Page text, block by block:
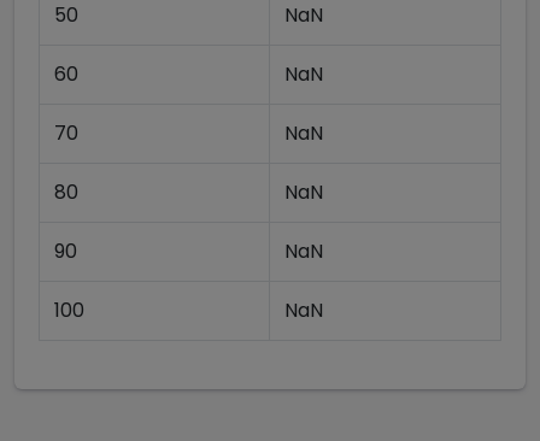
50 NaN
60 NaN
70 NaN
80 NaN
90 NaN
100 NaN